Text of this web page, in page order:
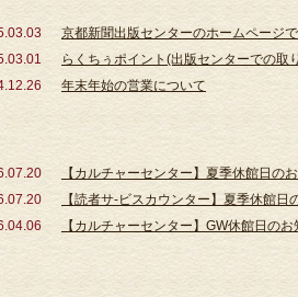
京都新聞出版センターのホームページ
らくちぅポイント(出版センターでの取
年末年始の営業について
【カルチャーセンター】夏季休館日の
【読者サ-ビスカウンター】夏季休館日
【カルチャーセンター】GW休館日のお